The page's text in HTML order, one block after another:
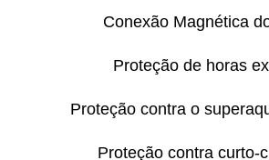
Conexão Magnética
Proteção de horas
Proteção contra o
Proteção contra curto-